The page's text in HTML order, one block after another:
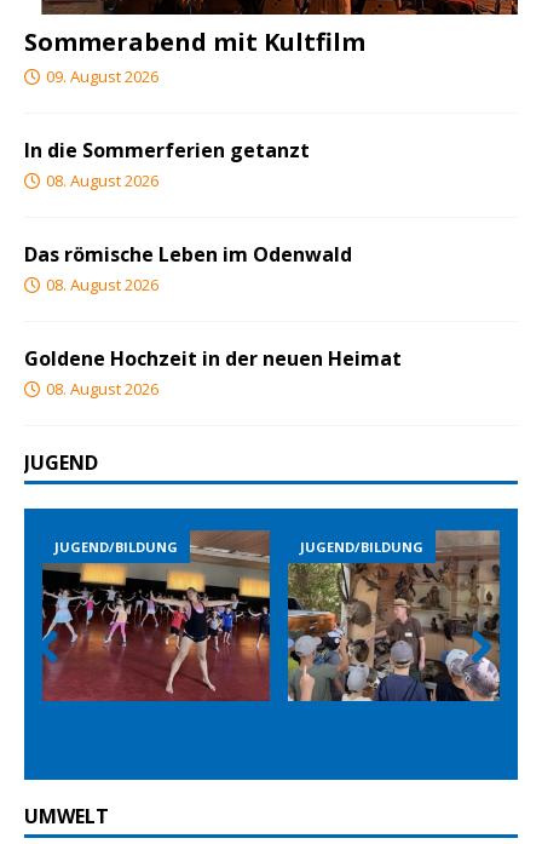
Sommerabend mit Kultfilm
09. August 2026
In die Sommerferien getanzt
08. August 2026
Das römische Leben im Odenwald
08. August 2026
Goldene Hochzeit in der neuen Heimat
08. August 2026
JUGEND
JUGEND/BILDUNG JUGEND/BILDUNG
Prev
ious
Nex
t
UMWELT